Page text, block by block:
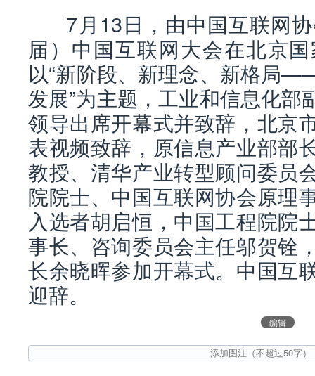
7月13日，由中国互联网协
届）中国互联网大会在北京
以“新阶段、新理念、新格局
发展”为主题，工业和信息化部
领导出席开幕式并致辞，北京
表视频致辞，原信息产业部部
教授、清华产业转型顾问委员
院院士、中国互联网协会原理
入选者胡启恒，中国工程院院
事长、咨询委员会主任邬贺铨
长余晓晖参加开幕式。中国互
迎辞。
编辑